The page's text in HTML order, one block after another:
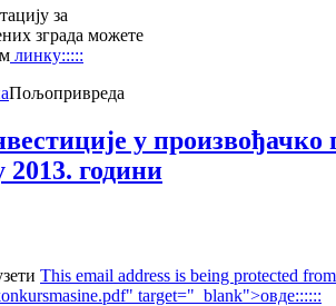
за
зграда можете
линку:::::
Пољопривреда
у произвођачко
2013. години
This email address is being protected
target="_blank">овде::::::